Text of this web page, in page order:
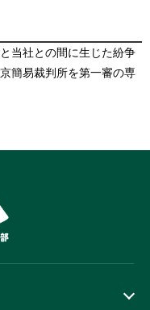
当社との間に生じた紛争
簡易裁判所を第一審の専